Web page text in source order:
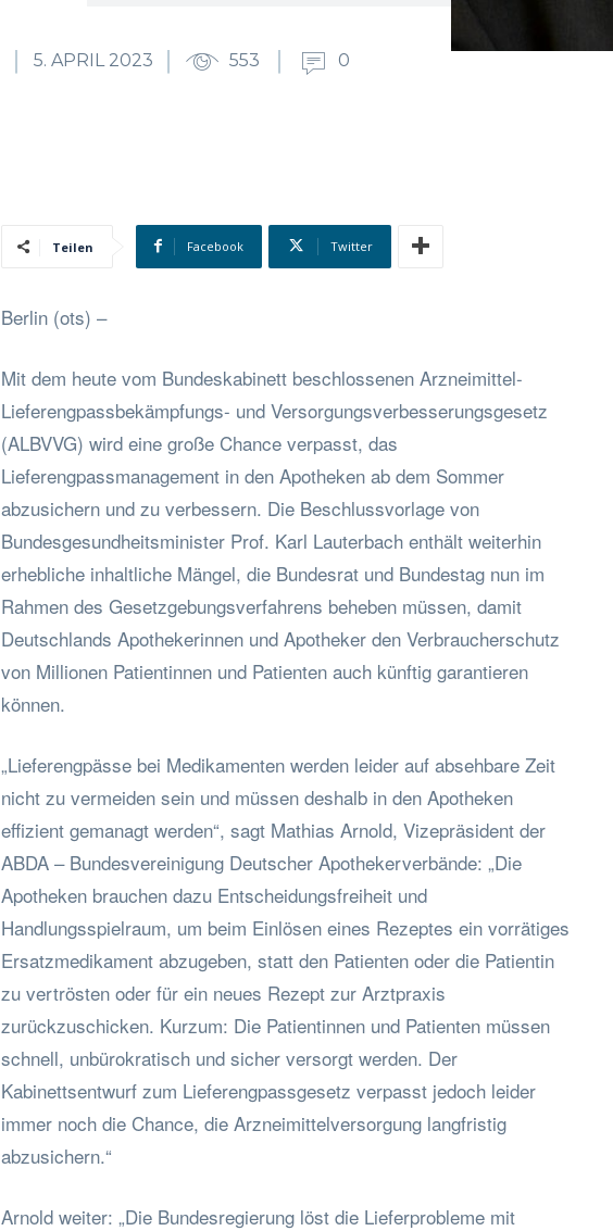
5. APRIL 2023 553 0
Teilen Facebook Twitter
Berlin (ots) –
Mit dem heute vom Bundeskabinett beschlossenen Arzneimittel-
Lieferengpassbekämpfungs- und Versorgungsverbesserungsgesetz
(ALBVVG) wird eine große Chance verpasst, das
Lieferengpassmanagement in den Apotheken ab dem Sommer
abzusichern und zu verbessern. Die Beschlussvorlage von
Bundesgesundheitsminister Prof. Karl Lauterbach enthält weiterhin
erhebliche inhaltliche Mängel, die Bundesrat und Bundestag nun im
Rahmen des Gesetzgebungsverfahrens beheben müssen, damit
Deutschlands Apothekerinnen und Apotheker den Verbraucherschutz
von Millionen Patientinnen und Patienten auch künftig garantieren
können.
„Lieferengpässe bei Medikamenten werden leider auf absehbare Zeit
nicht zu vermeiden sein und müssen deshalb in den Apotheken
effizient gemanagt werden“, sagt Mathias Arnold, Vizepräsident der
ABDA – Bundesvereinigung Deutscher Apothekerverbände: „Die
Apotheken brauchen dazu Entscheidungsfreiheit und
Handlungsspielraum, um beim Einlösen eines Rezeptes ein vorrätiges
Ersatzmedikament abzugeben, statt den Patienten oder die Patientin
zu vertrösten oder für ein neues Rezept zur Arztpraxis
zurückzuschicken. Kurzum: Die Patientinnen und Patienten müssen
schnell, unbürokratisch und sicher versorgt werden. Der
Kabinettsentwurf zum Lieferengpassgesetz verpasst jedoch leider
immer noch die Chance, die Arzneimittelversorgung langfristig
abzusichern.“
Arnold weiter: „Die Bundesregierung löst die Lieferprobleme mit